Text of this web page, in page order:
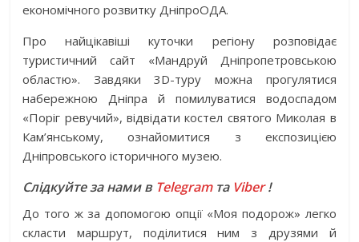
економічного розвитку ДніпроОДА.
Про найцікавіші куточки регіону розповідає
туристичний сайт «Мандруй Дніпропетровською
областю». Завдяки 3D-туру можна прогулятися
набережною Дніпра й помилуватися водоспадом
«Поріг ревучий», відвідати костел святого Миколая в
Кам’янському, ознайомитися з експозицією
Дніпровського історичного музею.
Слідкуйте за нами в Telegramта Viber!
До того ж за допомогою опції «Моя подорож» легко
скласти маршрут, поділитися ним з друзями й